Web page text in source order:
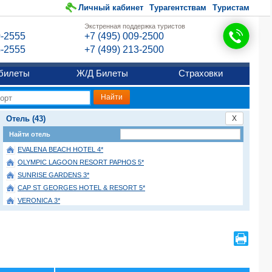
Личный кабинет Турагентствам Туристам
2555
2555
Экстренная поддержка туристов
+7 (495) 009-2500
+7 (499) 213-2500
Ж/Д Билеты Страховки
X
Отель (43)
Найти отель
EVALENA BEACH HOTEL 4*
OLYMPIC LAGOON RESORT PAPHOS 5*
SUNRISE GARDENS 3*
CAP ST GEORGES HOTEL & RESORT 5*
VERONICA 3*